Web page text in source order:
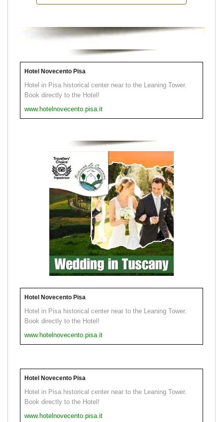
Hotel Novecento Pisa
Hotel in Pisa historical center near to the Leaning Tower.
Book directly to the Hotel!
www.hotelnovecento.pisa.it
Hotel Novecento Pisa
Hotel in Pisa historical center near to the Leaning Tower.
Book directly to the Hotel!
www.hotelnovecento.pisa.it
Hotel Novecento Pisa
Hotel in Pisa historical center near to the Leaning Tower.
Book directly to the Hotel!
www.hotelnovecento.pisa.it